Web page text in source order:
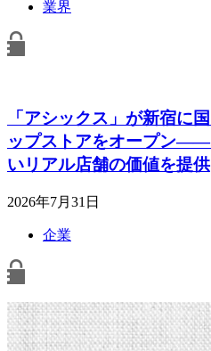
業界
「アシックス」が新宿に
ップストアをオープン
いリアル店舗の価値を提供
2026年7月31日
企業